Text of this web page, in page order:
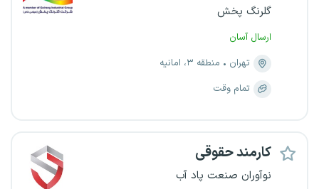
گلرنگ پخش
ارسال آسان
تهران
منطقه ۳، امانیه
تمام وقت
کارمند حقوقی
نوآوران صنعت پاد آب